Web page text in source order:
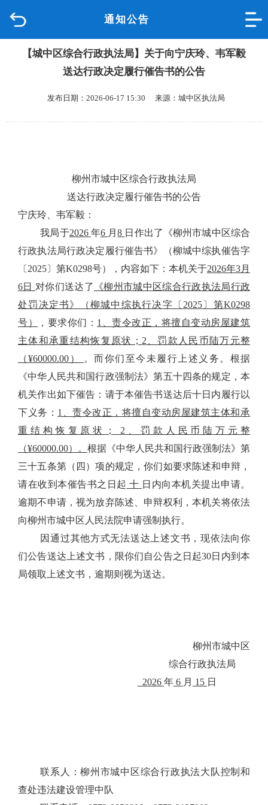
通知公告
品质城中
政府信息公开
数据专题
【城中区综合行政执法局】关于向宁庆玲、韦军毅
送达行政决定履行催告书的公告
发布日期：2026-06-17 15:30 来源：城中区执法局
柳州市城中区综合行政执法局
送达行政决定履行催告书的公告
宁庆玲、韦军毅：
我局于2026 年6 月8 日作出了《柳州市城中区综合
行政执法局行政决定履行催告书》（柳城中综执催告字
〔 2025〕第K0298号），内容如下：本机关于2026年3月
6日 对你们送达了
《柳州市城中区综合行政执法局行政
处罚决定书》（柳城中综执行决字〔 2025 〕第K0298
号）
，要求你们： 1
、责令改正，将擅自变动房屋建筑
主体和承重结构恢复原状； 2 、罚款人民币陆万元整
（¥60000.00 ）
。而你们至今未履行上述义务。根据
《中华人民共和国行政强制法》第五十四条的规定，本
机关作出如下催告：请于本催告书送达后十日内履行以
下义务： 1
、责令改正，将擅自变动房屋建筑主体和承
重结构恢复原状； 2 、罚款人民币陆万元整
（¥60000.00）。 根据《中华人民共和国行政强制法》第
三十五条第（四）项的规定，你们如要求陈述和申辩，
请在收到本催告书之日起 十 日内向本机关提出申请。
逾期不申请，视为放弃陈述、申辩权利，本机关将依法
向柳州市城中区人民法院申请强制执行。
因通过其他方式无法送达上述文书，现依法向你
们公告送达上述文书，限你们自公告之日起30日内到本
局领取上述文书，逾期则视为送达。
柳州市城中区
综合行政执法局
2026 年 6 月 15 日
联系人：柳州市城中区综合行政执法大队控制和
查处违法建设管理中队